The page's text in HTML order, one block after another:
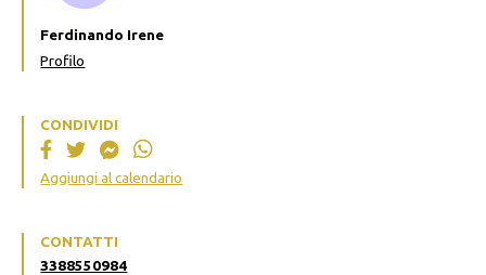
Ferdinando Irene
Profilo
CONDIVIDI
Aggiungi al calendario
CONTATTI
3388550984